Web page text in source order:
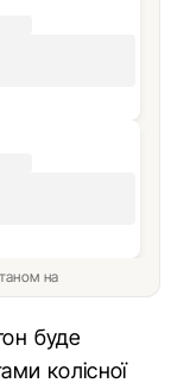
на
буде
колісної